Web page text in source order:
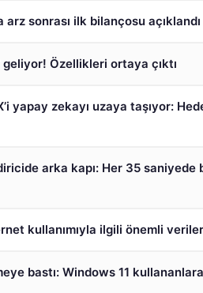
arz sonrası ilk bilançosu açıklandı
geliyor! Özellikleri ortaya çıktı
yapay zekayı uzaya taşıyor:
arka kapı: Her 35 saniyede
kullanımıyla ilgili önemli veriler
bastı: Windows 11 kullananlara